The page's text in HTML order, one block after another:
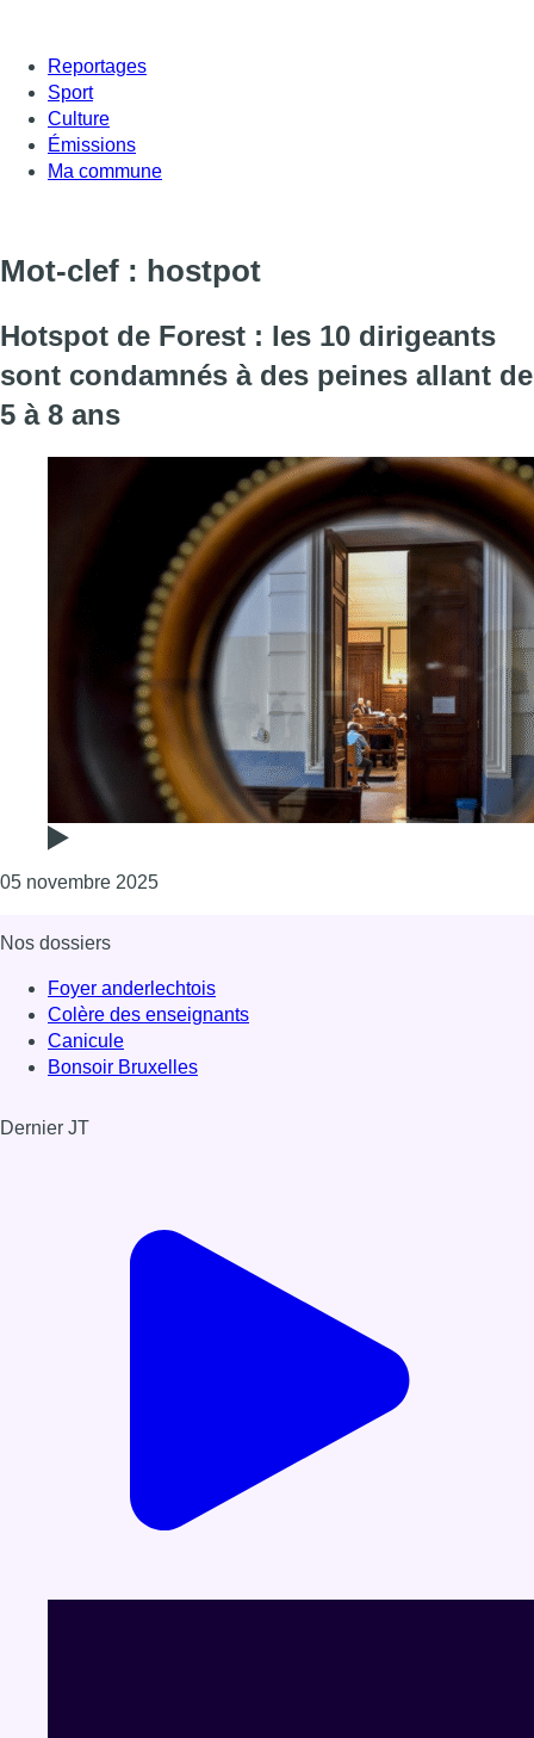
Reportages
Sport
Culture
Émissions
Ma commune
Mot-clef : hostpot
Hotspot de Forest : les 10 dirigeants
sont condamnés à des peines allant de
5 à 8 ans
05 novembre 2025Consulter l'article "Hotspot de Forest : les
Nos dossiers
Foyer anderlechtois
Colère des enseignants
Canicule
Bonsoir Bruxelles
Dernier JT